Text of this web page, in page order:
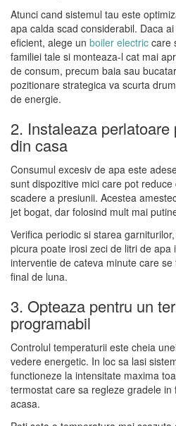
Atunci cand sistemul tau este
apa calda scad considerabil. Daca
eficient, alege un boiler electric care
familiei tale si monteaza-l cat mai
de consum, precum baia sau
pozitionare strategica va scurta
de energie.
2. Instaleaza
din casa
Consumul excesiv de apa este
sunt dispozitive mici care pot
scadere a presiunii. Acestea
jet bogat, dar folosind mult mai
Verifica periodic si starea
picura poate irosi zeci de litri de apa
interventie de cateva minute care
final de luna.
3. Opteaza pentru un
programabil
Controlul temperaturii este cheia
vedere energetic. In loc sa lasi
functioneze la intensitate maxima
termostat care sa regleze gradele
acasa.